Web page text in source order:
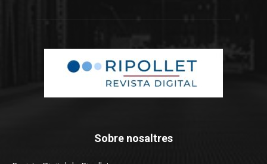
Sobre nosaltres